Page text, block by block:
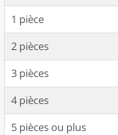
1 pièce
2 pièces
3 pièces
4 pièces
5 pièces ou plus